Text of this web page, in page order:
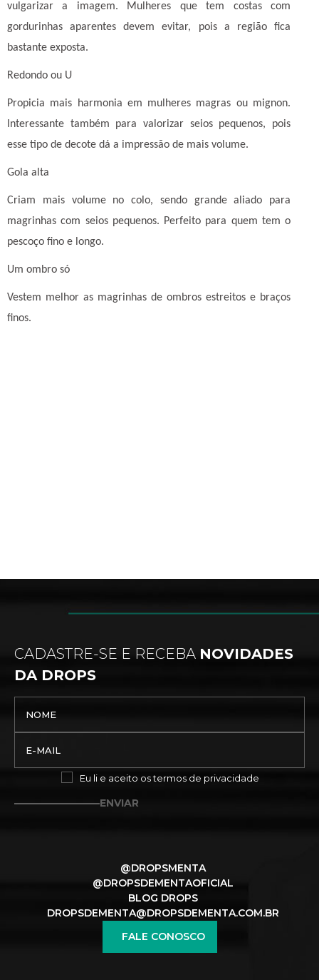
vulgarizar a imagem. Mulheres que tem costas com
gordurinhas aparentes devem evitar, pois a região fica
bastante exposta.
Redondo ou U
Propicia mais harmonia em mulheres magras ou mignon.
Interessante também para valorizar seios pequenos, pois
esse tipo de decote dá a impressão de mais volume.
Gola alta
Criam mais volume no colo, sendo grande aliado para
magrinhas com seios pequenos. Perfeito para quem tem o
pescoço fino e longo.
Um ombro só
Vestem melhor as magrinhas de ombros estreitos e braços
finos.
CADASTRE-SE E RECEBA NOVIDADES
DA DROPS
Eu li e aceito ostermos de privacidade
ENVIAR
@DROPSMENTA
@DROPSDEMENTAOFICIAL
BLOG DROPS
DROPSDEMENTA@DROPSDEMENTA.COM.BR
FALE CONOSCO